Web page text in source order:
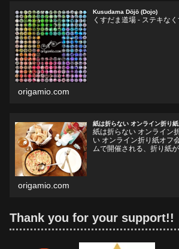
Kusudama Dōjō (Dojo)
くすだま道場 - ステキな
origamio.com
紙は折らない オンライン折り
紙は折らない オンライン
い オンライン折り紙オフ
ムで開催される、折り紙
origamio.com
Thank you for your support!!